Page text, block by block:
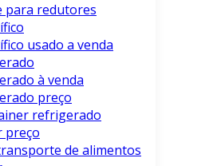
para redutores
usado a venda
à venda
preço
refrigerado
preço
de alimentos